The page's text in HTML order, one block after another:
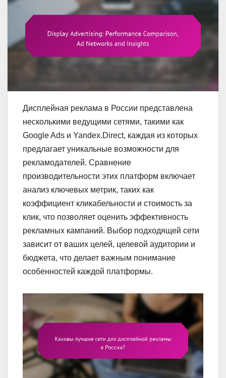
Дисплейная реклама в России представлена
несколькими ведущими сетями, такими как
Google Ads и Yandex.Direct, каждая из которых
предлагает уникальные возможности для
рекламодателей. Сравнение
производительности этих платформ включает
анализ ключевых метрик, таких как
коэффициент кликабельности и стоимость за
клик, что позволяет оценить эффективность
рекламных кампаний. Выбор подходящей сети
зависит от ваших целей, целевой аудитории и
бюджета, что делает важным понимание
особенностей каждой платформы.